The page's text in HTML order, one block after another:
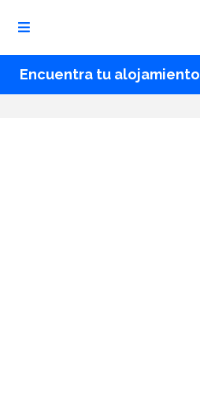
Encuentra tu alojamiento